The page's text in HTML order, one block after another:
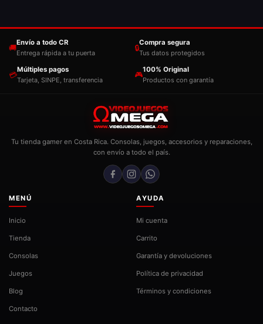
🚚
Envío a todo CR
Entrega rápida a tu puerta
🔒
Compra segura
Tus datos protegidos
💳
Múltiples pagos
Tarjeta, SINPE, transferencia
🎮
100% Original
Productos con garantía
Tu tienda gamer en Costa Rica. Consolas, juegos, accesorios y reparaciones,
con envío a todo el país.
MENÚ
Inicio
Tienda
Consolas
Juegos
Blog
Contacto
AYUDA
Mi cuenta
Carrito
Garantía y devoluciones
Política de privacidad
Términos y condiciones